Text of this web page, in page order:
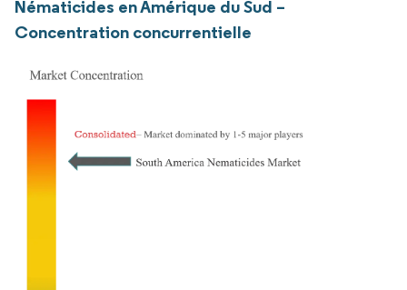
Nématicides en Amérique du Sud –
Concentration concurrentielle